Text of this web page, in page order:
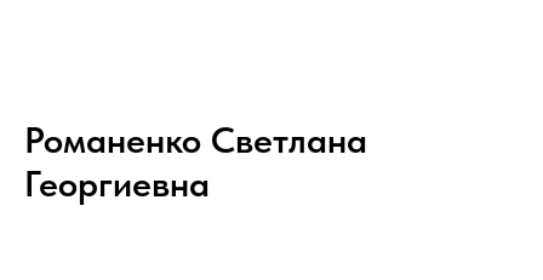
Романенко Светлана
Георгиевна